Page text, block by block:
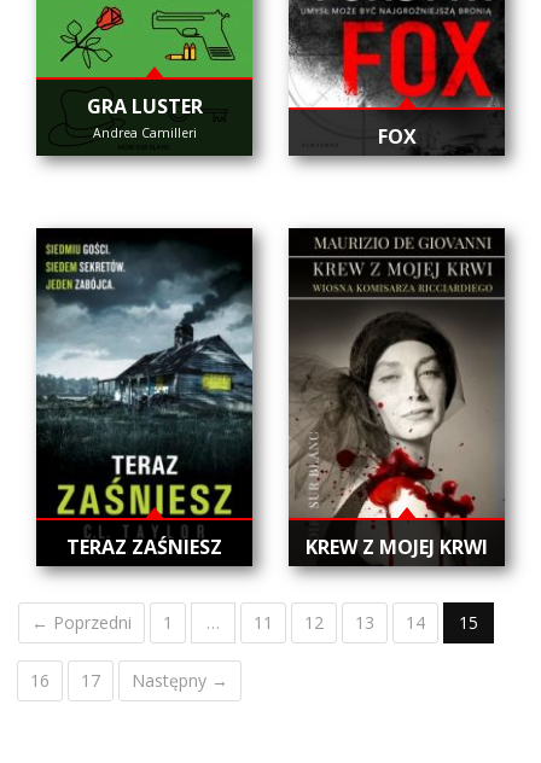
GRA LUSTER
Andrea Camilleri FOX
TERAZ ZAŚNIESZ KREW Z MOJEJ KRWI
← Poprzedni 1 … 11 12 13 14 15
16 17 Następny →